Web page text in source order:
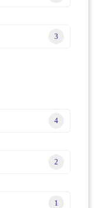
3
4
2
1